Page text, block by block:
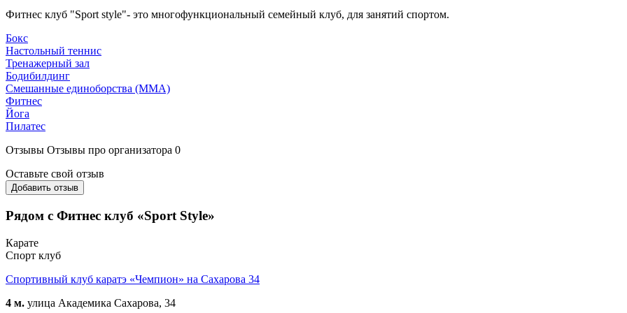
Фитнес клуб "Sport style"- это многофункциональный семейный клуб, для занятий спортом.
Бокс
Настольный теннис
Тренажерный зал
Бодибилдинг
Смешанные единоборства (ММА)
Фитнес
Йога
Пилатес
Отзывы Отзывы про организатора 0
Оставьте свой отзыв
Добавить отзыв
Рядом с Фитнес клуб «Sport Style»
Карате
Спорт клуб
Спортивный клуб каратэ «Чемпион» на Сахарова 34
4 м. улица Академика Сахарова, 34